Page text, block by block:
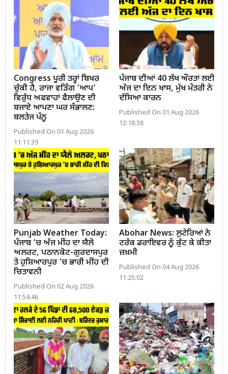
Congress ਪੂਰੀ ਤਰ੍ਹਾਂ ਬਿਖਰ
ਚੁੱਕੀ ਹੈ, ਰਾਜਾ ਵੜਿੰਗ 'ਆਪ'
ਵਿਰੁੱਧ ਅਫਵਾਹਾਂ ਫੈਲਾਉਣ ਦੀ
ਬਜਾਏ ਆਪਣਾ ਘਰ ਸੰਭਾਲਣ:
ਬਲਤੇਜ ਪੰਨੂ
Published On 01 Aug 2026
11:11:39
ਪੰਜਾਬ ਦੀਆਂ 40 ਲੱਖ ਔਰਤਾਂ ਲਈ
ਅੱਜ ਦਾ ਦਿਨ ਖਾਸ, ਮੁੱਖ ਮੰਤਰੀ ਨੇ
ਦੱਸਿਆ ਕਾਰਨ
Published On 01 Aug 2026
12:18:38
Punjab Weather Today:
ਪੰਜਾਬ ’ਚ ਅੱਜ ਮੀਂਹ ਦਾ ਯੈਲੋ
ਅਲਰਟ, ਪਠਾਨਕੋਟ-ਗੁਰਦਾਸਪੁਰ
ਤੇ ਹੁਸ਼ਿਆਰਪੁਰ ’ਚ ਭਾਰੀ ਮੀਂਹ ਦੀ
ਚਿਤਾਵਨੀ
Published On 02 Aug 2026
11:54:46
Abohar News: ਲੁਟੇਰਿਆਂ ਨੇ
ਟਰੱਕ ਡਰਾਇਵਰ ਨੂੰ ਕੁੱਟ ਕੇ ਕੀਤਾ
ਜ਼ਖ਼ਮੀ
Published On 04 Aug 2026
11:25:02